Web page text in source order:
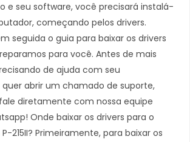
e seu software, você precisará instalá-
começando pelos drivers.
seguida o guia para baixar os drivers
para você. Antes de mais
de ajuda com seu
abrir um chamado de suporte,
diretamente com nossa equipe
Onde baixar os drivers para o
215II? Primeiramente, para baixar os